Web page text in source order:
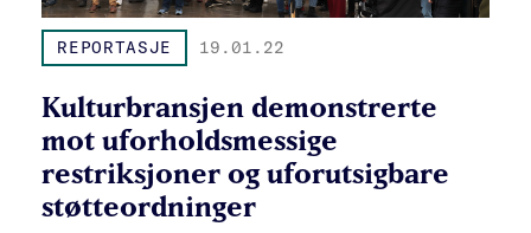
REPORTASJE 19.01.22
Kulturbransjen demonstrerte
mot uforholdsmessige
restriksjoner og uforutsigbare
støtteordninger